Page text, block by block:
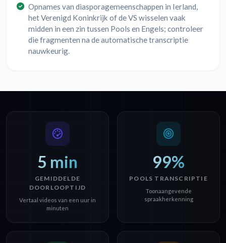
Opnames van diasporagemeenschappen in Ierland,
het Verenigd Koninkrijk of de VS wisselen vaak
midden in een zin tussen Pools en Engels; controleer
die fragmenten na de automatische transcriptie
nauwkeurig.
5 min
GEMIDDELDE
DOORLOOPTIJD
Vertaal videos van een uur in
minuten
99%
POOLS TRANSCRIPTIE
Toonaangevende
spraakherkenning